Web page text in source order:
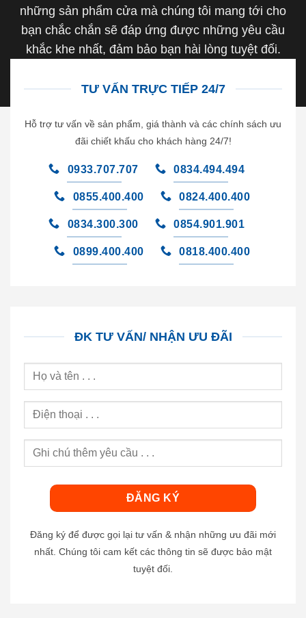
những sản phẩm cửa mà chúng tôi mang tới cho
bạn chắc chắn sẽ đáp ứng được những yêu cầu
khắc khe nhất, đảm bảo bạn hài lòng tuyệt đối.
TƯ VẤN TRỰC TIẾP 24/7
Hỗ trợ tư vấn về sản phẩm, giá thành và các chính sách ưu
đãi chiết khấu cho khách hàng 24/7!
0933.707.707 0834.494.494
0855.400.400 0824.400.400
0834.300.300 0854.901.901
0899.400.400 0818.400.400
ĐK TƯ VẤN/ NHẬN ƯU ĐÃI
Đăng ký để được gọi lại tư vấn & nhận những ưu đãi mới
nhất. Chúng tôi cam kết các thông tin sẽ được bảo mật
tuyệt đối.